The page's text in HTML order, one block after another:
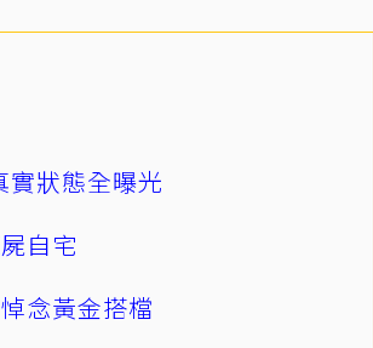
狀態全曝光
自宅
念黃金搭檔